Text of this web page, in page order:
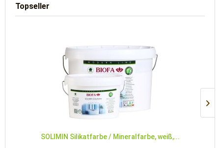
Topseller
SOLIMIN Silikatfarbe / Mineralfarbe, weiß,...